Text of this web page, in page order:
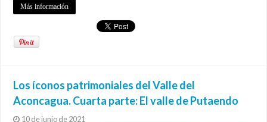
Más información
Los íconos patrimoniales del Valle del
Aconcagua. Cuarta parte: El valle de Putaendo
10 de junio de 2021